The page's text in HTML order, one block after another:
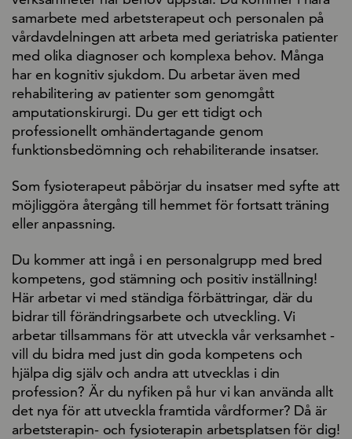
samarbete med arbetsterapeut och personalen på
vårdavdelningen att arbeta med geriatriska patienter
med olika diagnoser och komplexa behov. Många
har en kognitiv sjukdom. Du arbetar även med
rehabilitering av patienter som genomgått
amputationskirurgi. Du ger ett tidigt och
professionellt omhändertagande genom
funktionsbedömning och rehabiliterande insatser.
Som fysioterapeut påbörjar du insatser med syfte att
möjliggöra återgång till hemmet för fortsatt träning
eller anpassning.
Du kommer att ingå i en personalgrupp med bred
kompetens, god stämning och positiv inställning!
Här arbetar vi med ständiga förbättringar, där du
bidrar till förändringsarbete och utveckling. Vi
arbetar tillsammans för att utveckla vår verksamhet -
vill du bidra med just din goda kompetens och
hjälpa dig själv och andra att utvecklas i din
profession? Är du nyfiken på hur vi kan använda allt
det nya för att utveckla framtida vårdformer? Då är
arbetsterapin- och fysioterapin arbetsplatsen för dig!